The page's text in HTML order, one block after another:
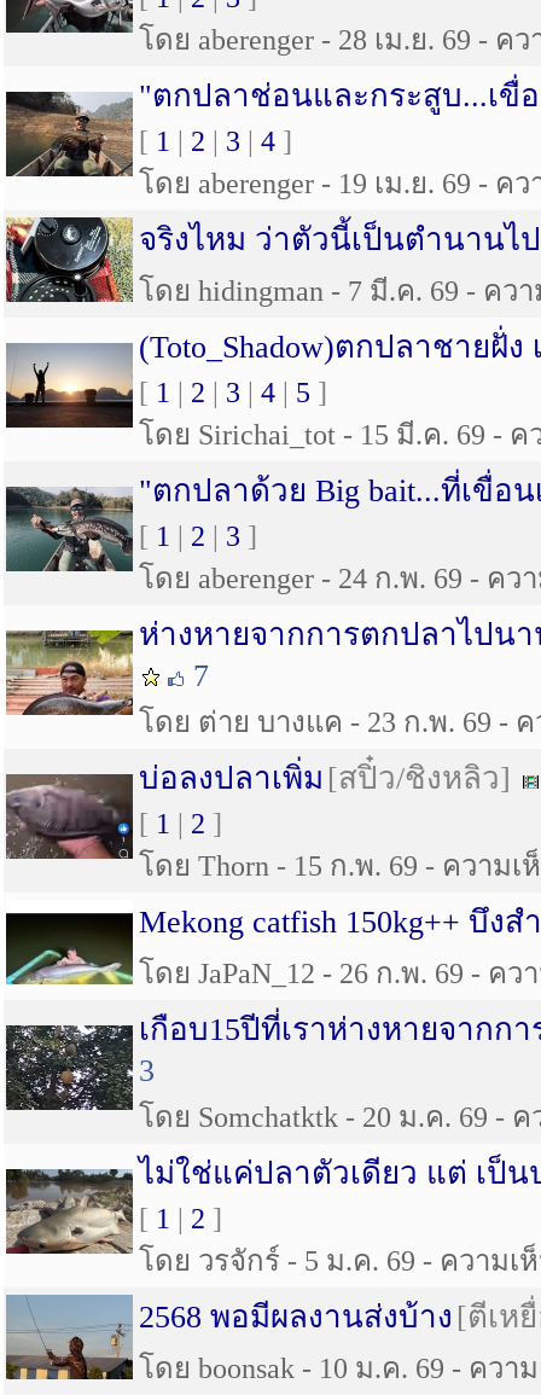
โดย aberenger - 28 เม.ย. 69 - ค
"ตกปลาช่อนและกระสูบ...เขื่
[ 1 | 2 | 3 | 4 ]
โดย aberenger - 19 เม.ย. 69 - ค
จริงไหม ว่าตัวนี้เป็นตำนานไ
โดย hidingman - 7 มี.ค. 69 - คว
(Toto_Shadow)ตกปลาชายฝั่
[ 1 | 2 | 3 | 4 | 5 ]
โดย Sirichai_tot - 15 มี.ค. 69 - ค
"ตกปลาด้วย Big bait...ที่เขื่อ
[ 1 | 2 | 3 ]
โดย aberenger - 24 ก.พ. 69 - คว
ห่างหายจากการตกปลาไปน
7
โดย ต่าย บางแค - 23 ก.พ. 69 - ค
บ่อลงปลาเพิ่ม [สปิ๋ว/ชิงหลิว]
[ 1 | 2 ]
โดย Thorn - 15 ก.พ. 69 - ความเ
Mekong catfish 150kg++ บึง
โดย JaPaN_12 - 26 ก.พ. 69 - คว
เกือบ15ปีที่เราห่างหายจากก
3
โดย Somchatktk - 20 ม.ค. 69 -
ไม่ใช่แค่ปลาตัวเดียว แต่ เป็
[ 1 | 2 ]
โดย วรจักร์ - 5 ม.ค. 69 - ความเ
2568 พอมีผลงานส่งบ้าง [ตีเห
โดย boonsak - 10 ม.ค. 69 - ควา